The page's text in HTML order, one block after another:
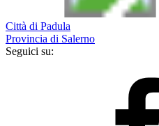
Città di Padula
Provincia di Salerno
Seguici su: